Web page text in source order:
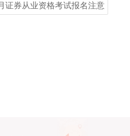
证券从业资格考试报名注意